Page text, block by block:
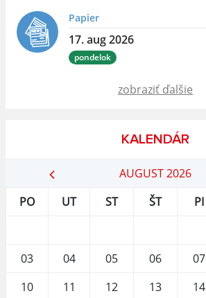
Papier
17. aug 2026
pondelok
zobraziť ďalšie
KALENDÁR
AUGUST 2026
PO
UT ST ŠT PI
03
04 05 06 07
10
11 12 13 14